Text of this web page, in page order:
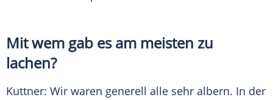
Mit wem gab es am meisten zu
lachen?
Kuttner: Wir waren generell alle sehr albern. In der